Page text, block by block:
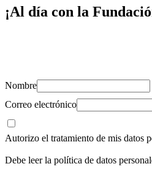
¡Al día con la
Nombre
Correo electrónico
Autorizo el tratamiento de mis datos
Debe leer la política de datos